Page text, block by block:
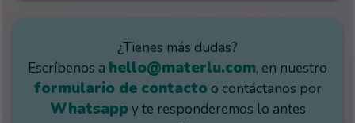
¿Tienes más dudas?
Escríbenos a hello@materlu.com, en nuestro
formulario de contacto o contáctanos por
Whatsappy te responderemos lo antes